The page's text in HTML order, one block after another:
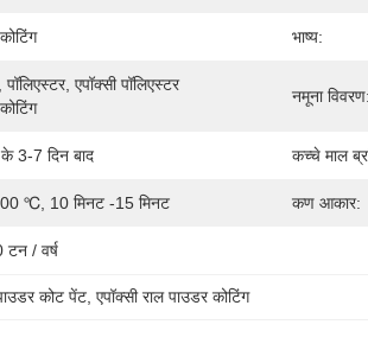
भाष्य:
पॉलिएस्टर, एपॉक्सी पॉलिएस्टर
नमूना विवरण:
3-7 दिन बाद कच्चे माल
℃, 10 मिनट -15 मिनट कण आकार:
/ वर्ष
कोट पेंट , एपॉक्सी राल पाउडर कोटिंग